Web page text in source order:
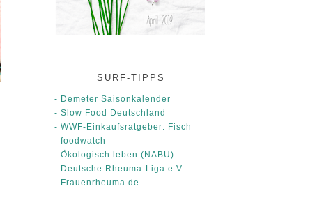
SURF-TIPPS
- Demeter Saisonkalender
- Slow Food Deutschland
- WWF-Einkaufsratgeber: Fisch
- foodwatch
- Ökologisch leben (NABU)
- Deutsche Rheuma-Liga e.V.
- Frauenrheuma.de